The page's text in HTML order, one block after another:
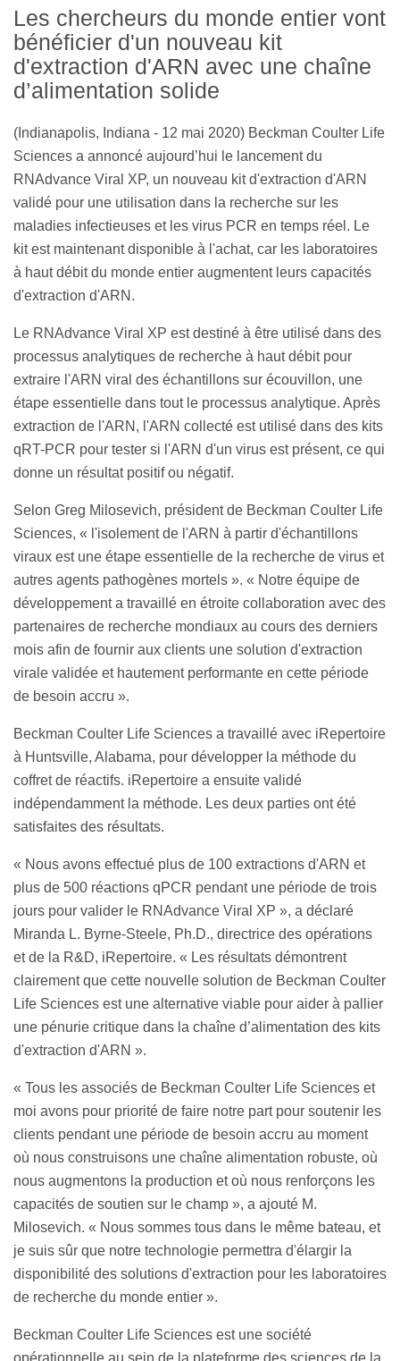
Les chercheurs du monde entier vont
bénéficier d'un nouveau kit
d'extraction d'ARN avec une chaîne
d’alimentation solide
(Indianapolis, Indiana - 12 mai 2020) Beckman Coulter Life
Sciences a annoncé aujourd’hui le lancement du
RNAdvance Viral XP, un nouveau kit d'extraction d'ARN
validé pour une utilisation dans la recherche sur les
maladies infectieuses et les virus PCR en temps réel. Le
kit est maintenant disponible à l'achat, car les laboratoires
à haut débit du monde entier augmentent leurs capacités
d'extraction d'ARN.
Le RNAdvance Viral XP est destiné à être utilisé dans des
processus analytiques de recherche à haut débit pour
extraire l'ARN viral des échantillons sur écouvillon, une
étape essentielle dans tout le processus analytique. Après
extraction de l'ARN, l'ARN collecté est utilisé dans des kits
qRT-PCR pour tester si l'ARN d'un virus est présent, ce qui
donne un résultat positif ou négatif.
Selon Greg Milosevich, président de Beckman Coulter Life
Sciences, « l'isolement de l'ARN à partir d'échantillons
viraux est une étape essentielle de la recherche de virus et
autres agents pathogènes mortels ». « Notre équipe de
développement a travaillé en étroite collaboration avec des
partenaires de recherche mondiaux au cours des derniers
mois afin de fournir aux clients une solution d'extraction
virale validée et hautement performante en cette période
de besoin accru ».
Beckman Coulter Life Sciences a travaillé avec iRepertoire
à Huntsville, Alabama, pour développer la méthode du
coffret de réactifs. iRepertoire a ensuite validé
indépendamment la méthode. Les deux parties ont été
satisfaites des résultats.
« Nous avons effectué plus de 100 extractions d'ARN et
plus de 500 réactions qPCR pendant une période de trois
jours pour valider le RNAdvance Viral XP », a déclaré
Miranda L. Byrne-Steele, Ph.D., directrice des opérations
et de la R&D, iRepertoire. « Les résultats démontrent
clairement que cette nouvelle solution de Beckman Coulter
Life Sciences est une alternative viable pour aider à pallier
une pénurie critique dans la chaîne d’alimentation des kits
d'extraction d'ARN ».
« Tous les associés de Beckman Coulter Life Sciences et
moi avons pour priorité de faire notre part pour soutenir les
clients pendant une période de besoin accru au moment
où nous construisons une chaîne alimentation robuste, où
nous augmentons la production et où nous renforçons les
capacités de soutien sur le champ », a ajouté M.
Milosevich. « Nous sommes tous dans le même bateau, et
je suis sûr que notre technologie permettra d'élargir la
disponibilité des solutions d'extraction pour les laboratoires
de recherche du monde entier ».
Beckman Coulter Life Sciences est une société
opérationnelle au sein de la plateforme des sciences de la